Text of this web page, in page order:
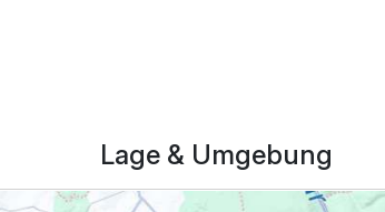
Lage & Umgebung